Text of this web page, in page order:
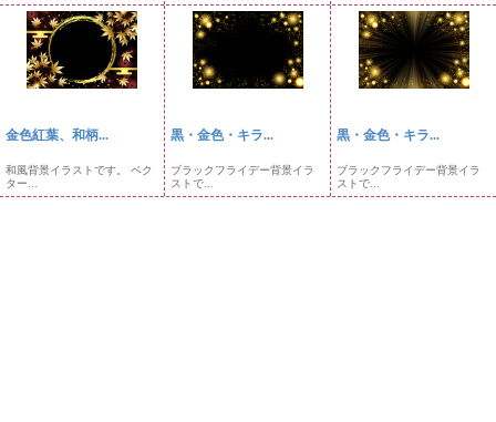
金色紅葉、和柄...
和風背景イラストです。 ベク
ター...
黒・金色・キラ...
ブラックフライデー背景イラ
ストで...
黒・金色・キラ...
ブラックフライデー背景イラ
ストで...